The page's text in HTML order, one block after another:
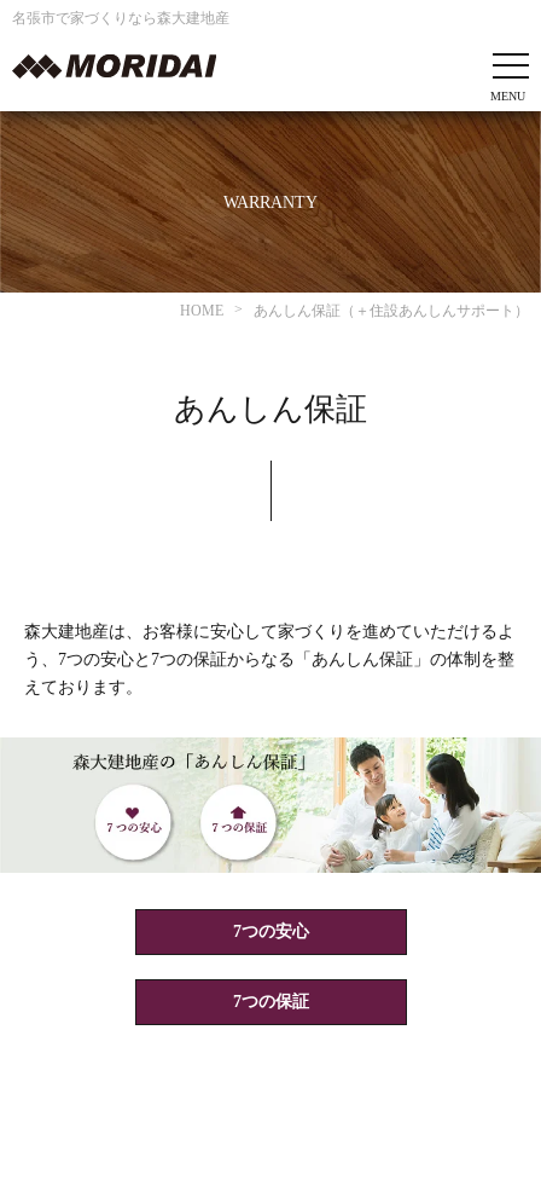
名張市で家づくりなら森大建地産
WARRANTY
HOME あんしん保証（＋住設あんしんサポート）
あんしん保証
森大建地産は、お客様に安心して家づくりを進めていただけるよ
う、7つの安心と7つの保証からなる「あんしん保証」の体制を整
えております。
7つの安心
7つの保証